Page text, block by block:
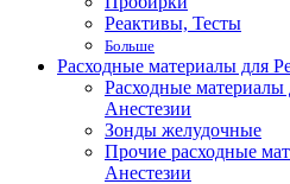
Реактивы, Тесты
Больше
Расходные материалы для
Расходные
Анестезии
Зонды желудочные
Прочие расходные
Анестезии